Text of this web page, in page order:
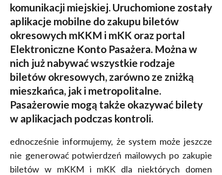
komunikacji miejskiej. Uruchomione zostały
aplikacje mobilne do zakupu biletów
okresowych mKKM i mKK oraz portal
Elektroniczne Konto Pasażera. Można w
nich już nabywać wszystkie rodzaje
biletów okresowych, zarówno ze zniżką
mieszkańca, jak i metropolitalne.
Pasażerowie mogą także okazywać bilety
w aplikacjach podczas kontroli.
ednocześnie informujemy, że system może jeszcze
nie generować potwierdzeń mailowych po zakupie
biletów w mKKM i mKK dla niektórych domen